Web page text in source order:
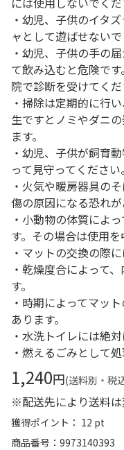
・幼児、子供のイタ
ャとして遊ばせないで
・幼児、子供の手の
て飲み込むと危険で
院で診断を受けてくだ
・掃除は定期的に行
生ですとノミやダニ
ます。
・幼児、子供が飼育
って見守ってください。
・火気や暖房器具の
傷の原因になる恐れが
・小動物の体質によ
す。その場合は使用を
・マットの交換の際
・乾燥度合によって
す。
・時期によってマッ
あります。
・水洗トイレには絶
・燃えるごみとして
1,240円(送料別・税
※配送先により送料は
獲得ポイント： 12 pt
商品番号
9973140393